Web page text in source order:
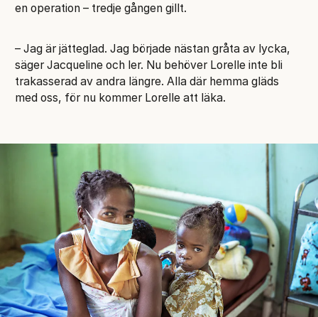
en operation – tredje gången gillt.
– Jag är jätteglad. Jag började nästan gråta av lycka,
säger Jacqueline och ler. Nu behöver Lorelle inte bli
trakasserad av andra längre. Alla där hemma gläds
med oss, för nu kommer Lorelle att läka.